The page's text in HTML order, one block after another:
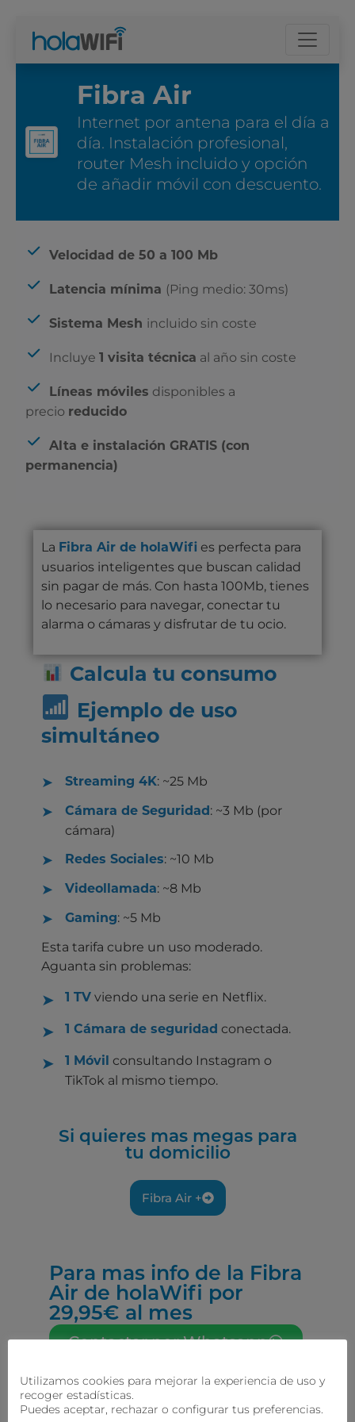
Fibra Air
Internet por antena para el día a
día. Instalación profesional,
router Mesh incluido y opción
de añadir móvil con descuento.
La tarifa
Velocidad de 50 a 100 Mb
Latencia mínima (Ping medio: 30ms)
Sistema Mesh incluido sin coste
Incluye 1 visita técnica al año sin coste
Incluye
Líneas móviles disponibles a
precio reducido
Alta e instalación GRATIS (con
permanencia)
La Fibra Air de holaWifi es perfecta para
usuarios inteligentes que buscan calidad
sin pagar de más. Con hasta 100Mb, tienes
lo necesario para navegar, conectar tu
alarma o cámaras y disfrutar de tu ocio.
Calcula tu consumo
Ejemplo de uso
simultáneo
Streaming 4K: ~25 Mb
Cámara de Seguridad : ~3 Mb (por
cámara)
Redes Sociales: ~10 Mb
Videollamada: ~8 Mb
Gaming: ~5 Mb
Esta tarifa cubre un uso moderado.
Aguanta sin problemas:
1 TV viendo una serie en Netflix.
1 Cámara de seguridad conectada.
1 Móvil
consultando Instagram o
TikTok al mismo tiempo.
Si quieres mas megas para
tu domicilio
Fibra Air +
Para mas info de la Fibra
Air de holaWifi por
29,95€ al mes
Contactar por Whatsapp
Utilizamos cookies para mejorar la experiencia de uso y
recoger estadísticas.
Puedes aceptar, rechazar o configurar tus preferencias.